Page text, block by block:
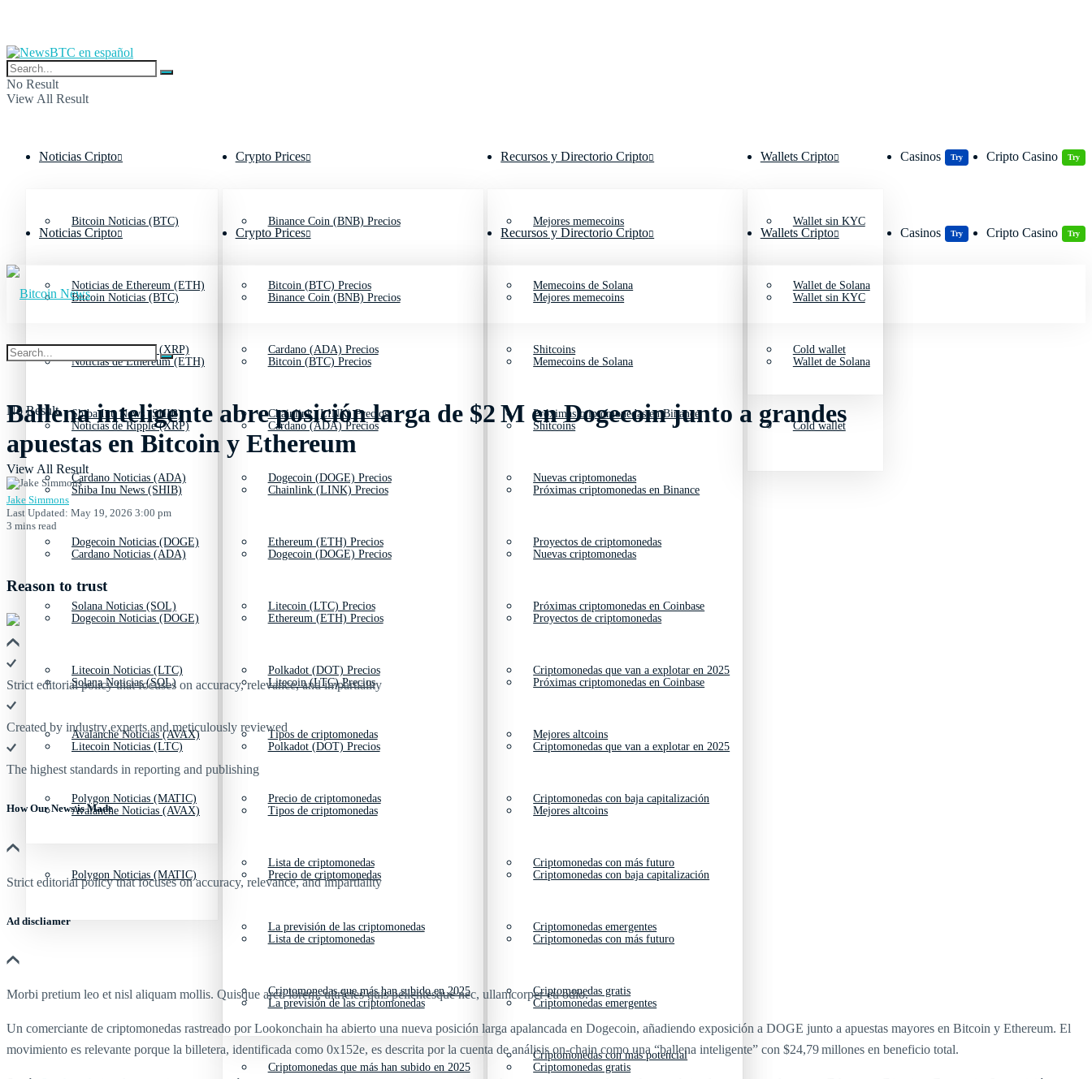
No Result
View All Result
Noticias Cripto
Bitcoin Noticias (BTC)
Noticias de Ethereum (ETH)
Noticias de Ripple (XRP)
Shiba Inu News (SHIB)
Cardano Noticias (ADA)
Dogecoin Noticias (DOGE)
Solana Noticias (SOL)
Litecoin Noticias (LTC)
Avalanche Noticias (AVAX)
Polygon Noticias (MATIC)
Crypto Prices
Binance Coin (BNB) Precios
Bitcoin (BTC) Precios
Cardano (ADA) Precios
Chainlink (LINK) Precios
Dogecoin (DOGE) Precios
Ethereum (ETH) Precios
Litecoin (LTC) Precios
Polkadot (DOT) Precios
Tipos de criptomonedas
Precio de criptomonedas
Lista de criptomonedas
La previsión de las criptomonedas
Criptomonedas que más han subido en 2025
Recursos y Directorio Cripto
Mejores memecoins
Memecoins de Solana
Shitcoins
Próximas criptomonedas en Binance
Nuevas criptomonedas
Proyectos de criptomonedas
Próximas criptomonedas en Coinbase
Criptomonedas que van a explotar en 2025
Mejores altcoins
Criptomonedas con baja capitalización
Criptomonedas con más futuro
Criptomonedas emergentes
Criptomonedas gratis
Criptomonedas con más potencial
Wallets Cripto
Wallet sin KYC
Wallet de Solana
Cold wallet
Casinos Try Cripto Casino Try
Noticias Cripto
Bitcoin Noticias (BTC)
Noticias de Ethereum (ETH)
Noticias de Ripple (XRP)
Shiba Inu News (SHIB)
Cardano Noticias (ADA)
Dogecoin Noticias (DOGE)
Solana Noticias (SOL)
Litecoin Noticias (LTC)
Avalanche Noticias (AVAX)
Polygon Noticias (MATIC)
Crypto Prices
Binance Coin (BNB) Precios
Bitcoin (BTC) Precios
Cardano (ADA) Precios
Chainlink (LINK) Precios
Dogecoin (DOGE) Precios
Ethereum (ETH) Precios
Litecoin (LTC) Precios
Polkadot (DOT) Precios
Tipos de criptomonedas
Precio de criptomonedas
Lista de criptomonedas
La previsión de las criptomonedas
Criptomonedas que más han subido en 2025
Recursos y Directorio Cripto
Mejores memecoins
Memecoins de Solana
Shitcoins
Próximas criptomonedas en Binance
Nuevas criptomonedas
Proyectos de criptomonedas
Próximas criptomonedas en Coinbase
Criptomonedas que van a explotar en 2025
Mejores altcoins
Criptomonedas con baja capitalización
Criptomonedas con más futuro
Criptomonedas emergentes
Criptomonedas gratis
Wallets Cripto
Wallet sin KYC
Wallet de Solana
Cold wallet
Casinos Try Cripto Casino Try
No Result
View All Result
Ballena inteligente abre posición larga de $2 M en Dogecoin junto a grandes
apuestas en Bitcoin y Ethereum
Jake Simmons
Last Updated: May 19, 2026 3:00 pm
3 mins read
Reason to trust
Strict editorial policy that focuses on accuracy, relevance, and impartiality
Created by industry experts and meticulously reviewed
The highest standards in reporting and publishing
How Our News is Made
Strict editorial policy that focuses on accuracy, relevance, and impartiality
Ad discliamer
Morbi pretium leo et nisl aliquam mollis. Quisque arcu lorem, ultricies quis pellentesque nec, ullamcorper eu odio.
Un comerciante de criptomonedas rastreado por Lookonchain ha abierto una nueva posición larga apalancada en Dogecoin, añadiendo exposición a DOGE junto a apuestas mayores en Bitcoin y Ethereum. El
movimiento es relevante porque la billetera, identificada como 0x152e, es descrita por la cuenta de análisis on‑chain como una “ballena inteligente” con $24,79 millones en beneficio total.